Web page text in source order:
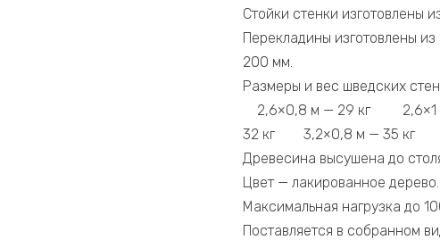
Стойки стенки изготовлены
Перекладины изготовлены
200 мм.
Размеры и вес шведских
2,6×0,8 м — 29 кг 2,6×1 м
32 кг 3,2×0,8 м — 35 кг
Древесина высушена до
Цвет — лакированное
Максимальная нагрузка до
Поставляется в собранном